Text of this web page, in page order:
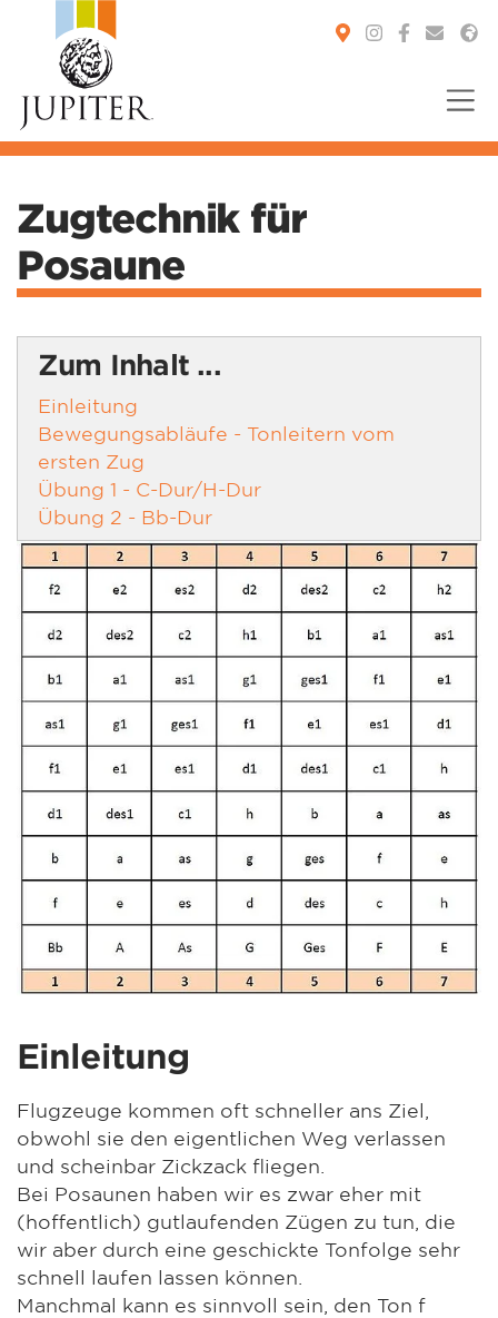
Zugtechnik für
Posaune
Zum Inhalt ...
Einleitung
Bewegungsabläufe - Tonleitern vom
ersten Zug
Übung 1 - C-Dur/H-Dur
Übung 2 - Bb-Dur
Einleitung
Flugzeuge kommen oft schneller ans Ziel,
obwohl sie den eigentlichen Weg verlassen
und scheinbar Zickzack fliegen.
Bei Posaunen haben wir es zwar eher mit
(hoffentlich) gutlaufenden Zügen zu tun, die
wir aber durch eine geschickte Tonfolge sehr
schnell laufen lassen können.
Manchmal kann es sinnvoll sein, den Ton f